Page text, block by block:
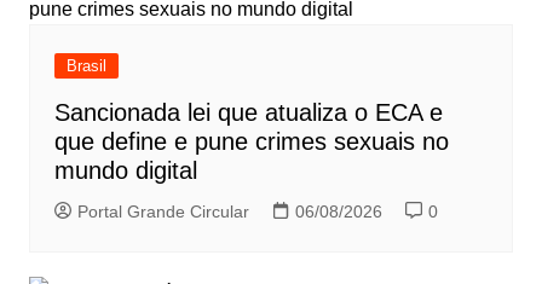
Brasil
Sancionada lei que atualiza o ECA e
que define e pune crimes sexuais no
mundo digital
Portal Grande Circular 06/08/2026 0